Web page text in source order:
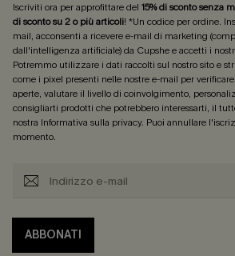
Iscriviti ora per approfittare del 15% di sconto senza
di sconto su 2 o più articoli! *Un codice per ordine.
mail, acconsenti a ricevere e-mail di marketing
dall'intelligenza artificiale) da Cupshe e accetti i
Potremmo utilizzare i dati raccolti sul nostro sito e
come i pixel presenti nelle nostre e-mail per
aperte, valutare il livello di coinvolgimento,
consigliarti prodotti che potrebbero interessarti, il
nostra Informativa sulla privacy. Puoi annullare
momento.
ABBONATI